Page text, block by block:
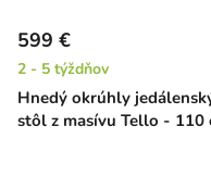
Hnedý okrúhly
stôl z masívu Tello - 110
599 €
2 - 5 týždňov